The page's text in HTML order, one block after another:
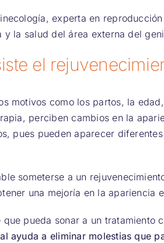
experta en
y la salud del área externa del
el
motivos como los partos, la edad,
perciben cambios en la
pues pueden aparecer
someterse a un
una mejoría en la apariencia
que pueda sonar a un
ayuda a eliminar molestias que